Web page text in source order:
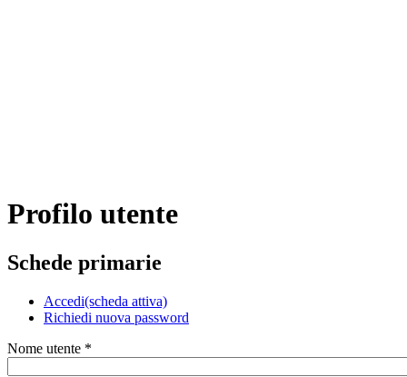
Profilo utente
Schede primarie
Accedi(scheda attiva)
Richiedi nuova password
Nome utente *